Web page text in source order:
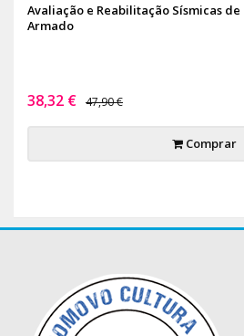
Avaliação e Reabilitação Sísmicas
Armado
38,32 € 47,90 €
Comprar